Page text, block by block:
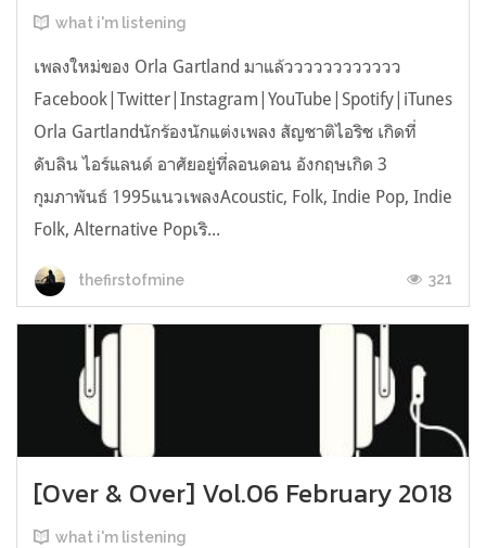
what i'm listening
เพลงใหม่ของ Orla Gartland มาแล้วววววววววววว
Orla Gartlandนักร้องนักแต่งเพลง สัญชาติไอริช เกิดที่
ดับลิน ไอร์แลนด์ อาศัยอยู่ที่ลอนดอน อังกฤษเกิด 3
กุมภาพันธ์ 1995แนวเพลงAcoustic, Folk, Indie Pop, Indie
Folk, Alternative Popเริ...
thefirstofmine 321
[Over & Over] Vol.06 February 2018
what i'm listening